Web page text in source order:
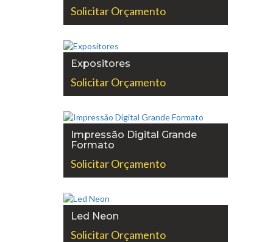
Solicitar Orçamento
Expositores
Solicitar Orçamento
Impressão Digital Grande
Formato
Solicitar Orçamento
Led Neon
Solicitar Orçamento